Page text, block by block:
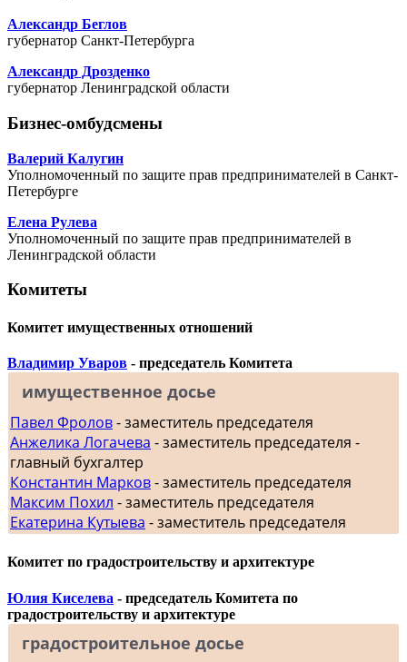
Александр Беглов
губернатор Санкт-Петербурга
Александр Дрозденко
губернатор Ленинградской области
Бизнес-омбудсмены
Валерий Калугин
Уполномоченный по защите прав предпринимателей в Санкт-
Петербурге
Елена Рулева
Уполномоченный по защите прав предпринимателей в
Ленинградской области
Комитеты
Комитет имущественных отношений
Владимир Уваров - председатель Комитета
имущественное досье
Павел Фролов- заместитель председателя
Анжелика Логачева - заместитель председателя -
главный бухгалтер
Константин Марков- заместитель председателя
Максим Похил - заместитель председателя
Екатерина Кутыева - заместитель председателя
Комитет по градостроительству и архитектуре
Юлия Киселева - председатель Комитета по
градостроительству и архитектуре
градостроительное досье